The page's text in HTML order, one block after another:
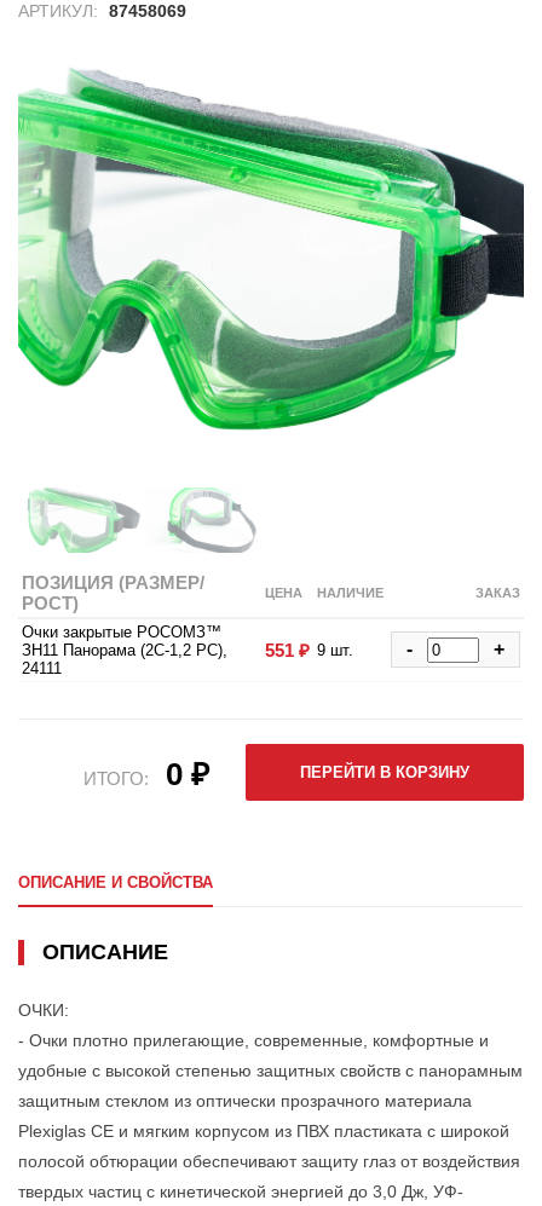
АРТИКУЛ: 87458069
ПОЗИЦИЯ (РАЗМЕР/
РОСТ)
ЦЕНА НАЛИЧИЕ ЗАКАЗ
Очки закрытые РОСОМЗ™
ЗН11 Панорама (2С-1,2 PС),
24111
551 ₽ 9 шт. - +
ИТОГО: 0 ₽ ПЕРЕЙТИ В КОРЗИНУ
ОПИСАНИЕ И СВОЙСТВА
ОПИСАНИЕ
ОЧКИ:
- Очки плотно прилегающие, современные, комфортные и
удобные с высокой степенью защитных свойств с панорамным
защитным стеклом из оптически прозрачного материала
Plexiglas CE и мягким корпусом из ПВХ пластиката с широкой
полосой обтюрации обеспечивают защиту глаз от воздействия
твердых частиц с кинетической энергией до 3,0 Дж, УФ-